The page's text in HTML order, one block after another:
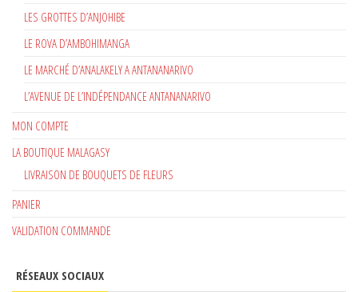
LES GROTTES D’ANJOHIBE
LE ROVA D’AMBOHIMANGA
LE MARCHÉ D’ANALAKELY A ANTANANARIVO
L’AVENUE DE L’INDÉPENDANCE ANTANANARIVO
MON COMPTE
LA BOUTIQUE MALAGASY
LIVRAISON DE BOUQUETS DE FLEURS
PANIER
VALIDATION COMMANDE
RÉSEAUX SOCIAUX